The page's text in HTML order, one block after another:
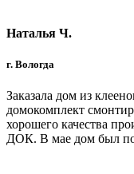
Наталья Ч.
г. Вологда
Заказала дом из
домокомплект
хорошего качества
ДОК. В мае дом был